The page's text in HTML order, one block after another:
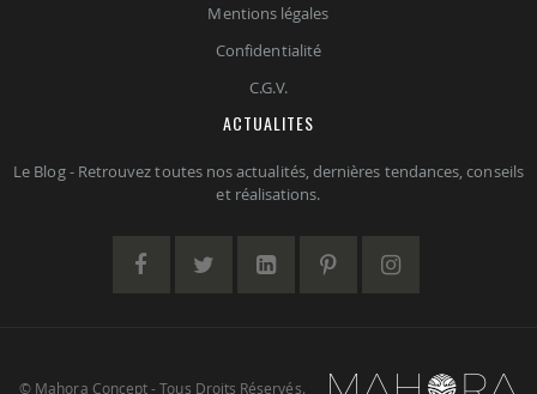
Mentions légales
Confidentialité
C.G.V.
ACTUALITES
Le Blog - Retrouvez toutes nos actualités, dernières tendances, conseils
et réalisations.
© Mahora Concept - Tous Droits Réservés.